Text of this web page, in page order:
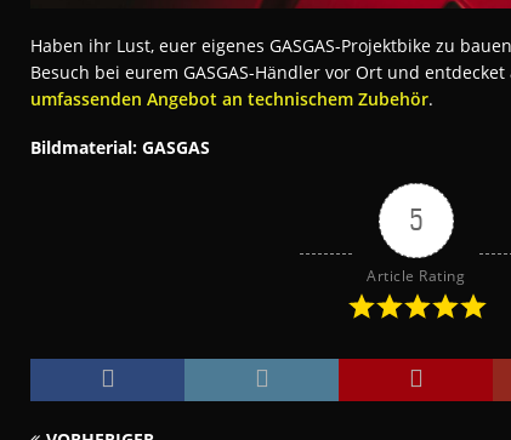
Haben ihr Lust, euer eigenes GASGAS-Projektbike zu
Besuch bei eurem GASGAS-Händler vor Ort und
umfassenden Angebot an technischem Zubehör.
Bildmaterial: GASGAS
5
Article Rating